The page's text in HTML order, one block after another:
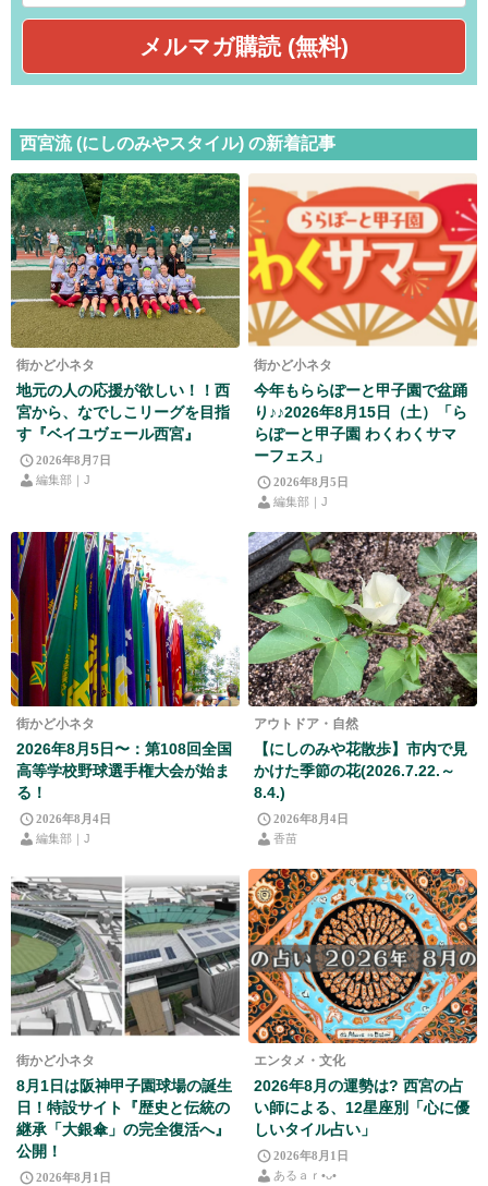
西宮流 (にしのみやスタイル) の新着記事
街かど小ネタ
地元の人の応援が欲しい！！西
宮から、なでしこリーグを目指
す『ベイユヴェール西宮』
2026年8月7日
編集部｜J
街かど小ネタ
今年もららぽーと甲子園で盆踊
り♪♪2026年8月15日（土）「ら
らぽーと甲子園 わくわくサマ
ーフェス」
2026年8月5日
編集部｜J
街かど小ネタ
2026年8月5日〜：第108回全国
高等学校野球選手権大会が始ま
る！
2026年8月4日
編集部｜J
アウトドア・自然
【にしのみや花散歩】市内で見
かけた季節の花(2026.7.22.～
8.4.)
2026年8月4日
香苗
街かど小ネタ
8月1日は阪神甲子園球場の誕生
日！特設サイト『歴史と伝統の
継承「大銀傘」の完全復活へ』
公開！
2026年8月1日
エンタメ・文化
2026年8月の運勢は? 西宮の占
い師による、12星座別「心に優
しいタイル占い」
2026年8月1日
あるａｒ•⁠ᴗ⁠•⁠